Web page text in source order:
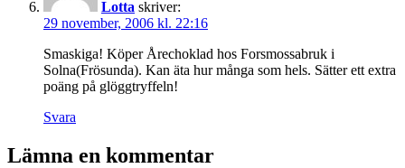
Lotta skriver:
29 november, 2006 kl. 22:16
Smaskiga! Köper Årechoklad hos Forsmossabruk i
Solna(Frösunda). Kan äta hur många som hels. Sätter ett extra
poäng på glöggtryffeln!
Svara
Lämna en kommentar